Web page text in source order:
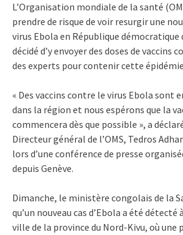
L’Organisation mondiale de la santé
prendre de risque de voir resurgir une
virus Ebola en République démocratique
décidé d’y envoyer des doses de vaccins
des experts pour contenir cette
« Des vaccins contre le virus Ebola sont
dans la région et nous espérons que la
commencera dès que possible », a
Directeur général de l’OMS, Tedros
lors d’une conférence de presse
depuis Genève.
Dimanche, le ministère congolais de la
qu’un nouveau cas d’Ebola a été détecté
ville de la province du Nord-Kivu, où une